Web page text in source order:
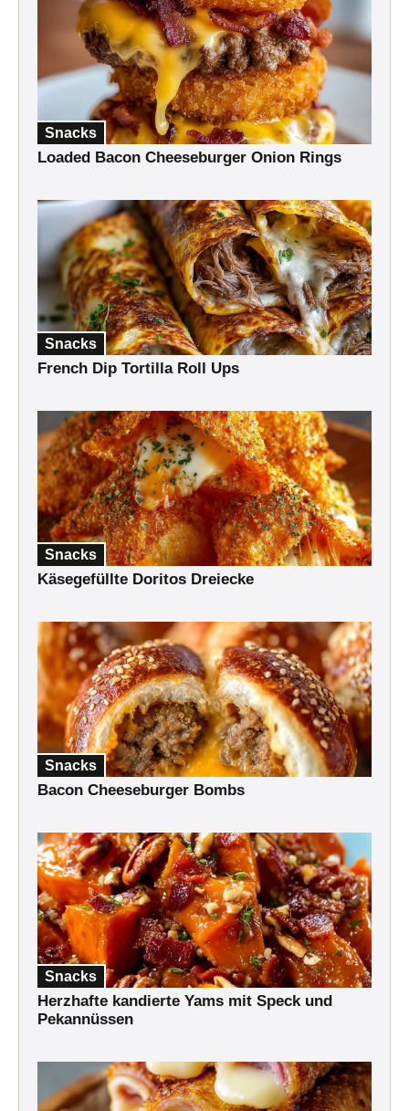
Snacks
Loaded Bacon Cheeseburger Onion Rings
Snacks
French Dip Tortilla Roll Ups
Snacks
Käsegefüllte Doritos Dreiecke
Snacks
Bacon Cheeseburger Bombs
Snacks
Herzhafte kandierte Yams mit Speck und
Pekannüssen